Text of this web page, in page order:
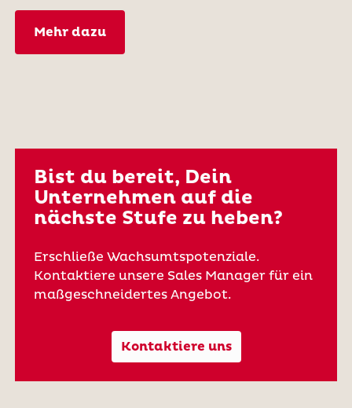
Mehr dazu
Bist du bereit, Dein
Unternehmen auf die
nächste Stufe zu heben?
Erschließe Wachsumtspotenziale.
Kontaktiere unsere Sales Manager für ein
maßgeschneidertes Angebot.
Kontaktiere uns